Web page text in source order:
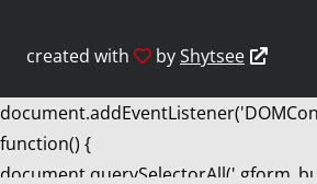
created with byShytsee
function() {